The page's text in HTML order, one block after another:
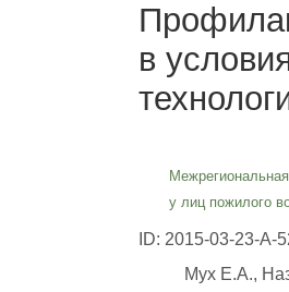
в
у лиц пожилого
ID: 2015-03-23-A-
Мух Е.А.,